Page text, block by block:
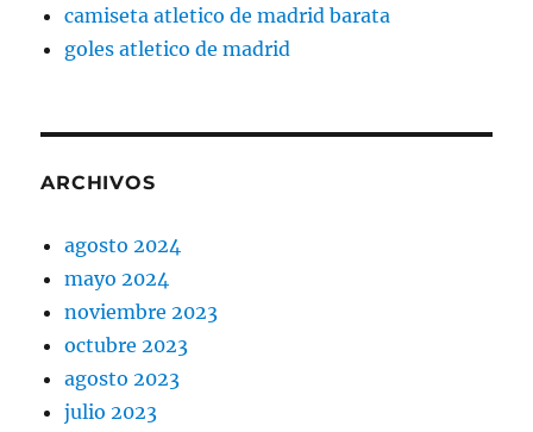
camiseta atletico de madrid barata
goles atletico de madrid
ARCHIVOS
agosto 2024
mayo 2024
noviembre 2023
octubre 2023
agosto 2023
julio 2023